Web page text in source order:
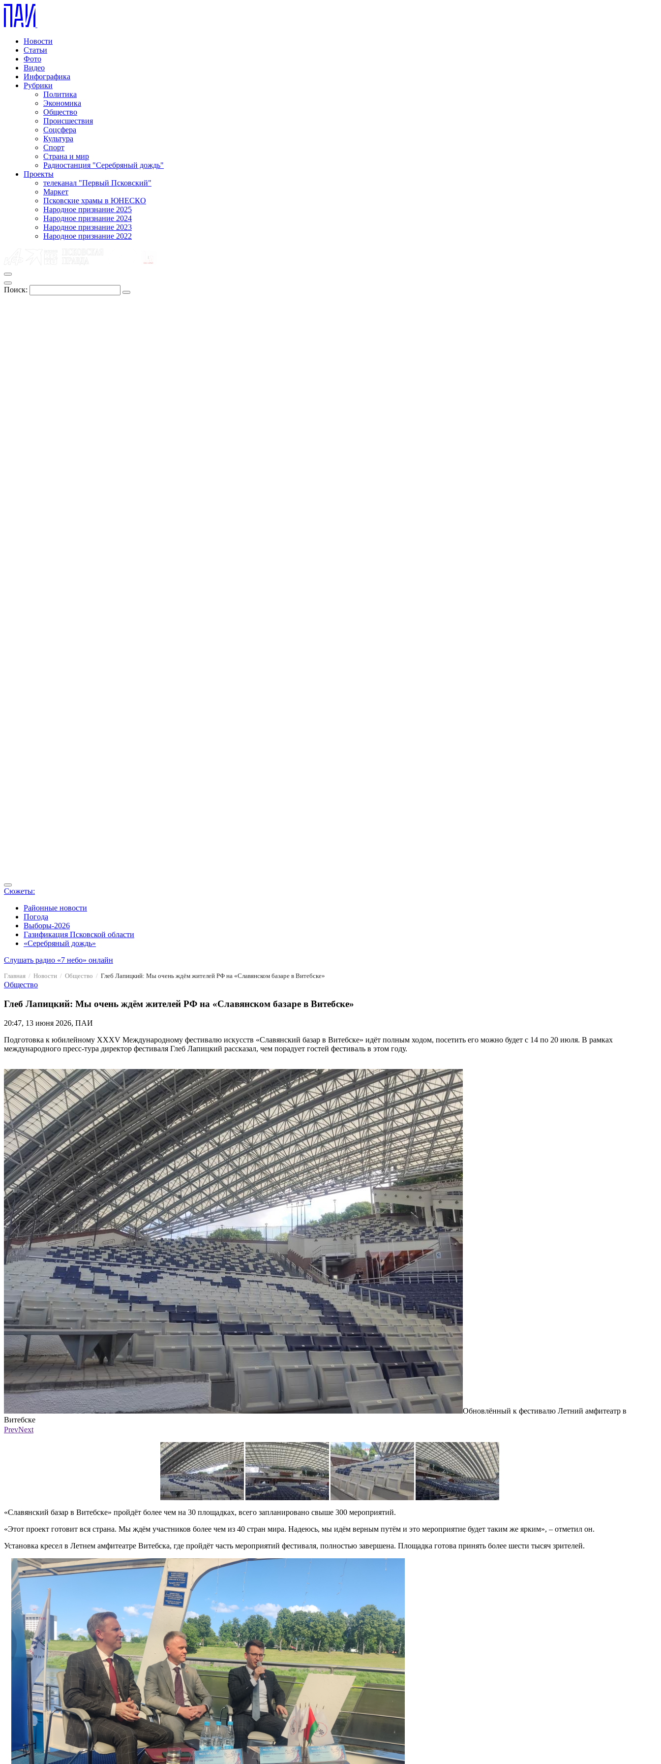
Новости
Статьи
Фото
Видео
Инфографика
Рубрики
Политика
Экономика
Общество
Происшествия
Соцсфера
Культура
Спорт
Страна и мир
Радиостанция "Серебряный дождь"
Проекты
телеканал "Первый Псковский"
Маркет
Псковские храмы в ЮНЕСКО
Народное признание 2025
Народное признание 2024
Народное признание 2023
Народное признание 2022
Поиск:
Сюжеты:
Районные новости
Погода
Выборы-2026
Газификация Псковской области
«Серебряный дождь»
Слушать радио «7 небо» онлайн
Главная Новости Общество Глеб Лапицкий: Мы очень ждём жителей РФ на «Славянском базаре в Витебске»
Общество
Глеб Лапицкий: Мы очень ждём жителей РФ на «Славянском базаре в Витебске»
20:47, 13 июня 2026, ПАИ
Подготовка к юбилейному XXXV Международному фестивалю искусств «Славянский базар в Витебске» идёт полным ходом, посетить его можно будет с 14 по 20 июля. В рамках
международного пресс-тура директор фестиваля Глеб Лапицкий рассказал, чем порадует гостей фестиваль в этом году.
Обновлённый к фестивалю Летний амфитеатр в
Витебске
Фото: ПАИ
PrevNext
«Славянский базар в Витебске» пройдёт более чем на 30 площадках, всего запланировано свыше 300 мероприятий.
«Этот проект готовит вся страна. Мы ждём участников более чем из 40 стран мира. Надеюсь, мы идём верным путём и это мероприятие будет таким же ярким», – отметил он.
Установка кресел в Летнем амфитеатре Витебска, где пройдёт часть мероприятий фестиваля, полностью завершена. Площадка готова принять более шести тысяч зрителей.